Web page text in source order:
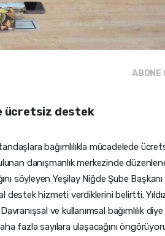
ABONE
ücretsiz destek
bağımlılıkla mücadelede
danışmanlık merkezinde
söyleyen Yeşilay Niğde Şube Başkanı
hizmeti verdiklerini belirtti. Yıldız,
ve kullanımsal bağımlılık diye
fazla sayılara ulaşacağını